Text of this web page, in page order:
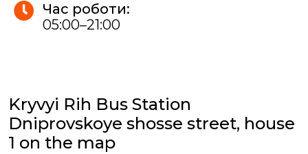
Час роботи:
05:00–21:00
Kryvyi Rih Bus Station
Dniprovskoye shosse street, house
1 on the map